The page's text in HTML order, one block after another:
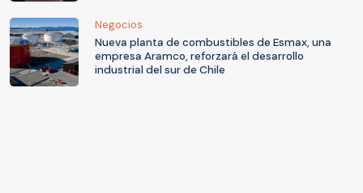
Negocios
Nueva planta de combustibles de Esmax, una
empresa Aramco, reforzará el desarrollo
industrial del sur de Chile